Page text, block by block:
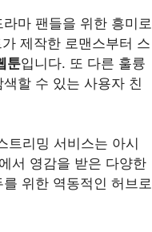
마 팬들을 위한 흥미로
제작한 로맨스부터 스
툰입니다. 또 다른 훌륭
할 수 있는 사용자 친
트리밍 서비스는 아시
서 영감을 받은 다양한
위한 역동적인 허브로